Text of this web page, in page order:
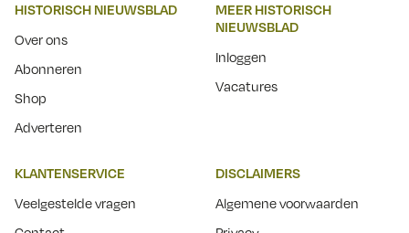
HISTORISCH NIEUWSBLAD
Over ons
Abonneren
Shop
Adverteren
MEER HISTORISCH
NIEUWSBLAD
Inloggen
Vacatures
KLANTENSERVICE
Veelgestelde vragen
DISCLAIMERS
Algemene voorwaarden